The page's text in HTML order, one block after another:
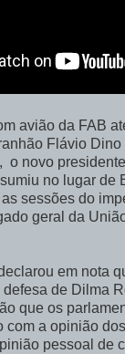
avião da FAB
Flávio
o novo
no lugar de
sessões do
geral da
em nota
de Dilma
que os
com a opinião
pessoal de